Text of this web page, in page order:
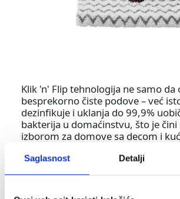
Saglasnost Detalji
Klik 'n' Flip tehnologija ne samo da
besprekorno čiste podove – već
dezinfikuje i uklanja do 99,9%
bakterija u domaćinstvu, što je
izborom za domove sa decom i
Dirt Grip krpe za uklanjanje
možete očistiti dvostruko veću